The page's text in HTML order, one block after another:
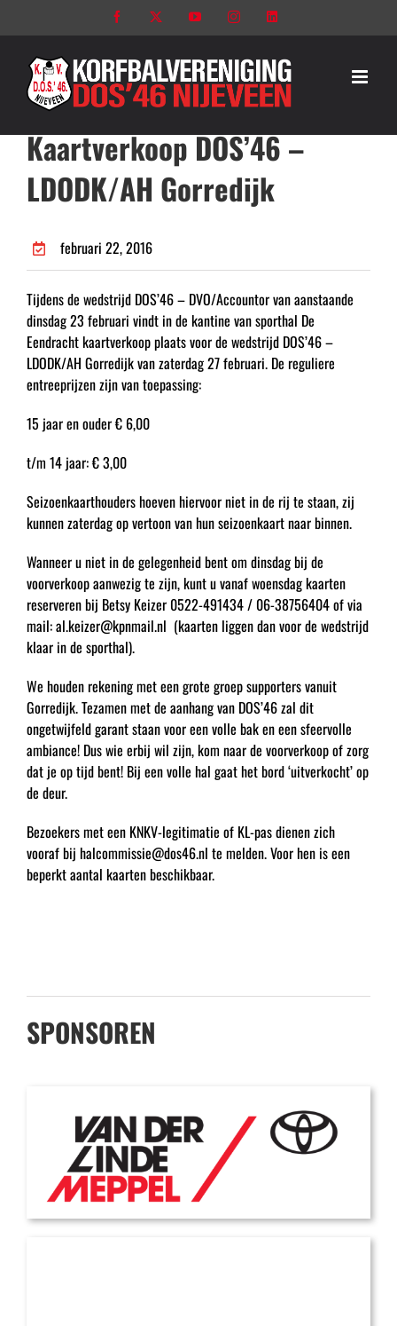
naar
Facebook YouTubeInstagram
Kaartverkoop DOS’46 –
LDODK/AH Gorredijk
februari 22, 2016
Tijdens de wedstrijd DOS’46 – DVO/Accountor van aanstaande
dinsdag 23 februari vindt in de kantine van sporthal De
Eendracht kaartverkoop plaats voor de wedstrijd DOS’46 –
LDODK/AH Gorredijk van zaterdag 27 februari. De reguliere
entreeprijzen zijn van toepassing:
15 jaar en ouder € 6,00
t/m 14 jaar: € 3,00
Seizoenkaarthouders hoeven hiervoor niet in de rij te staan, zij
kunnen zaterdag op vertoon van hun seizoenkaart naar binnen.
Wanneer u niet in de gelegenheid bent om dinsdag bij de
voorverkoop aanwezig te zijn, kunt u vanaf woensdag kaarten
reserveren bij Betsy Keizer 0522-491434 / 06-38756404 of via
mail: al.keizer@kpnmail.nl (kaarten liggen dan voor de wedstrijd
klaar in de sporthal).
We houden rekening met een grote groep supporters vanuit
Gorredijk. Tezamen met de aanhang van DOS’46 zal dit
ongetwijfeld garant staan voor een volle bak en een sfeervolle
ambiance! Dus wie erbij wil zijn, kom naar de voorverkoop of zorg
dat je op tijd bent! Bij een volle hal gaat het bord ‘uitverkocht’ op
de deur.
Bezoekers met een KNKV-legitimatie of KL-pas dienen zich
vooraf bij halcommissie@dos46.nl te melden. Voor hen is een
beperkt aantal kaarten beschikbaar.
SPONSOREN